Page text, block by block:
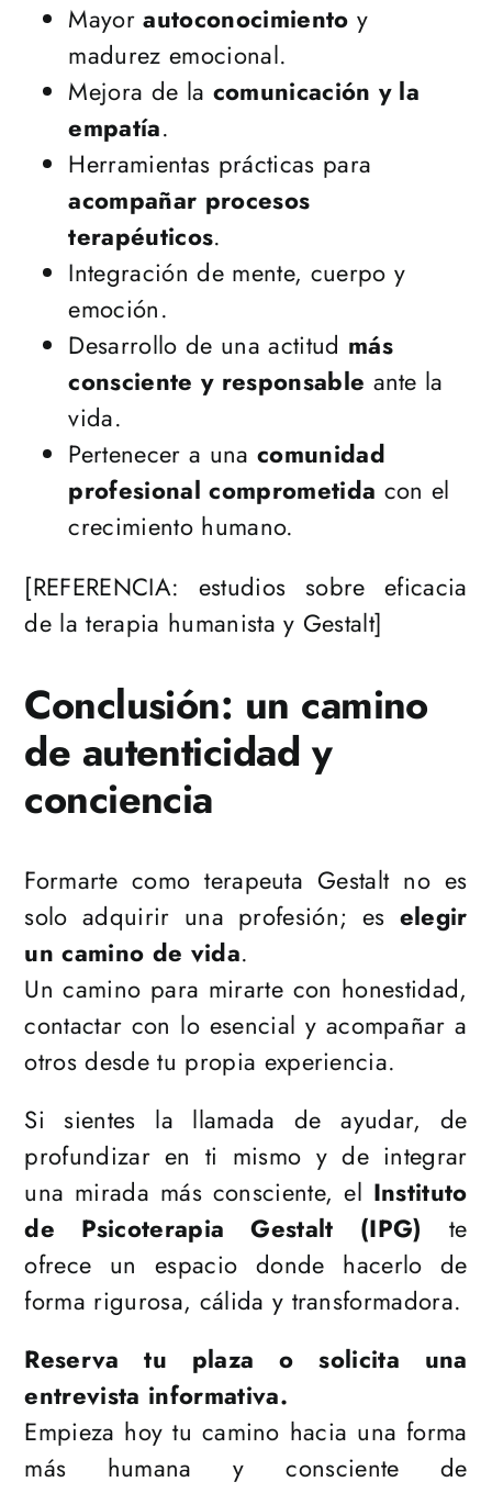
Mayorautoconocimiento y
madurez emocional.
Mejora de la comunicación y la
empatía.
Herramientas prácticas para
acompañar procesos
terapéuticos.
Integración de mente, cuerpo y
emoción.
Desarrollo de una actitud más
consciente y responsable ante la
vida.
Pertenecer a una comunidad
profesional comprometida con el
crecimiento humano.
[REFERENCIA: estudios sobre eficacia
de la terapia humanista y Gestalt]
Conclusión: un camino
de autenticidad y
conciencia
Formarte como terapeuta Gestalt no es
solo adquirir una profesión; es elegir
un camino de vida.
Un camino para mirarte con honestidad,
contactar con lo esencial y acompañar a
otros desde tu propia experiencia.
Si sientes la llamada de ayudar, de
profundizar en ti mismo y de integrar
una mirada más consciente, el Instituto
de Psicoterapia Gestalt (IPG) te
ofrece un espacio donde hacerlo de
forma rigurosa, cálida y transformadora.
Reserva tu plaza o solicita una
entrevista informativa.
Empieza hoy tu camino hacia una forma
más humana y consciente de